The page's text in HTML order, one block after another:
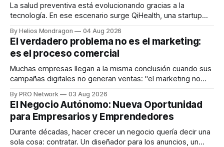
La salud preventiva está evolucionando gracias a la
tecnología. En ese escenario surge QiHealth, una startup
dispositivos inteligentes, inteligencia artificial y monitoreo
en tiempo real para ayudar a las personas a tomar mejores
decisiones sobre su salud metabólica. Su propuesta busca
responder
By Helios Mondragon 04 Aug 2026
El verdadero problema no es el marketing:
es el proceso comercial
Muchas empresas llegan a la misma conclusión cuando sus
campañas digitales no generan ventas: "el marketing no
INTERIUS, el problema suele estar en otro lugar. Durante
una entrevista para el podcast SER PRO, el especialista en
marketing digital explicó que
By PRO Network 03 Aug 2026
El Negocio Autónomo: Nueva Oportunidad
para Empresarios y Emprendedores
Durante décadas, hacer crecer un negocio quería decir una
sola cosa: contratar. Un diseñador para los anuncios, un